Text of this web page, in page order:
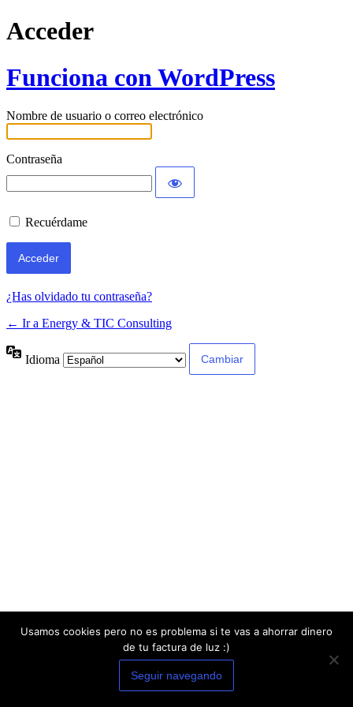
Acceder
Funciona con WordPress
Nombre de usuario o correo electrónico
Contraseña
Recuérdame
¿Has olvidado tu contraseña?
← Ir a Energy & TIC Consulting
Idioma
Usamos cookies pero no es problema si te vas a ahorrar dinero
de tu factura de luz :)
Seguir navegando